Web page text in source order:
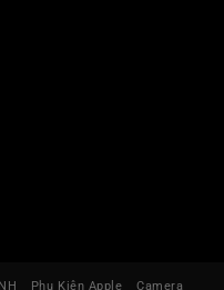
Phụ Kiện Apple Camera